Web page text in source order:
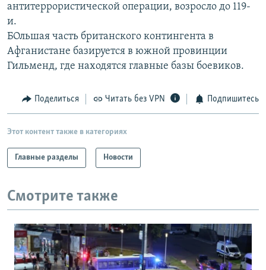
РАСПИСАНИЕ ВЕЩАНИЯ
ПОДПИШИТЕСЬ НА РАССЫЛКУ
СОЦИАЛЬНЫЕ СЕТИ
Все сайты РСЕ/РС
антитеррористической операции, возросло до 119-
и.
БОльшая часть британского контингента в
Афганистане базируется в южной провинции
Гильменд, где находятся главные базы боевиков.
Поделиться Читать без VPN Подпишитесь
Этот контент также в категориях
Главные разделы Новости
Смотрите также